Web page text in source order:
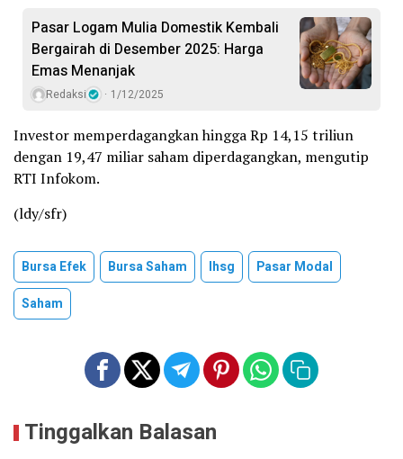
Pasar Logam Mulia Domestik Kembali
Bergairah di Desember 2025: Harga
Emas Menanjak
Redaksi 1/12/2025
Investor memperdagangkan hingga Rp 14,15 triliun
dengan 19,47 miliar saham diperdagangkan, mengutip
RTI Infokom.
(ldy/sfr)
Bursa Efek Bursa Saham Ihsg
Pasar Modal
Saham
Tinggalkan Balasan